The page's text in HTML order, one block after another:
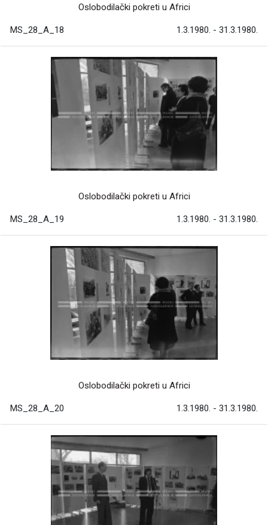
Oslobodilački pokreti u Africi
MS_28_A_18 1.3.1980. - 31.3.1980.
Oslobodilački pokreti u Africi
MS_28_A_19 1.3.1980. - 31.3.1980.
Oslobodilački pokreti u Africi
MS_28_A_20 1.3.1980. - 31.3.1980.